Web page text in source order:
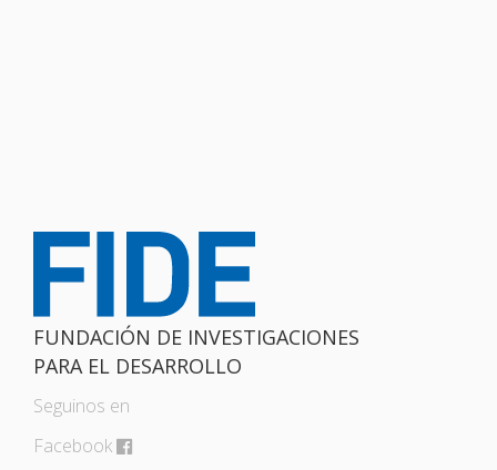
FUNDACIÓN DE INVESTIGACIONES
PARA EL DESARROLLO
Seguinos en
Facebook